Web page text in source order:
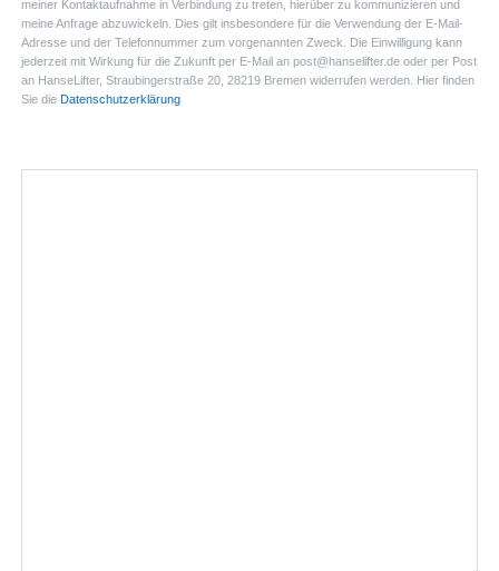
meiner Kontaktaufnahme in Verbindung zu treten, hierüber zu kommunizieren und
meine Anfrage abzuwickeln. Dies gilt insbesondere für die Verwendung der E-Mail-
Adresse und der Telefonnummer zum vorgenannten Zweck. Die Einwilligung kann
jederzeit mit Wirkung für die Zukunft per E-Mail an post@hanselifter.de oder per Post
an HanseLifter, Straubingerstraße 20, 28219 Bremen widerrufen werden. Hier finden
Sie die Datenschutzerklärung